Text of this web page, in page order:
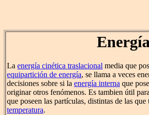
La energía cinética traslacional media que
equipartición de energía, se llama a veces
decisiones sobre si la energía interna que
originar otros fenómenos. Es tambien útil
que poseen las partículas, distintas de las
temperatura.